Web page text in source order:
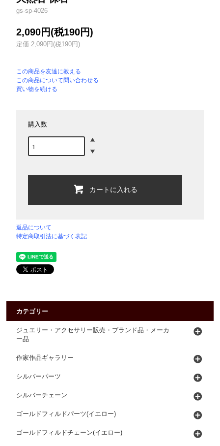
gs-sp-4026
2,090円(税190円)
定価 2,090円(税190円)
この商品を友達に教える
この商品について問い合わせる
買い物を続ける
購入数
カートに入れる
返品について
特定商取引法に基づく表記
カテゴリー
ジュエリー・アクセサリー販売・ブランド品・メーカ
ー品
作家作品ギャラリー
シルバーパーツ
シルバーチェーン
ゴールドフィルドパーツ(イエロー)
ゴールドフィルドチェーン(イエロー)